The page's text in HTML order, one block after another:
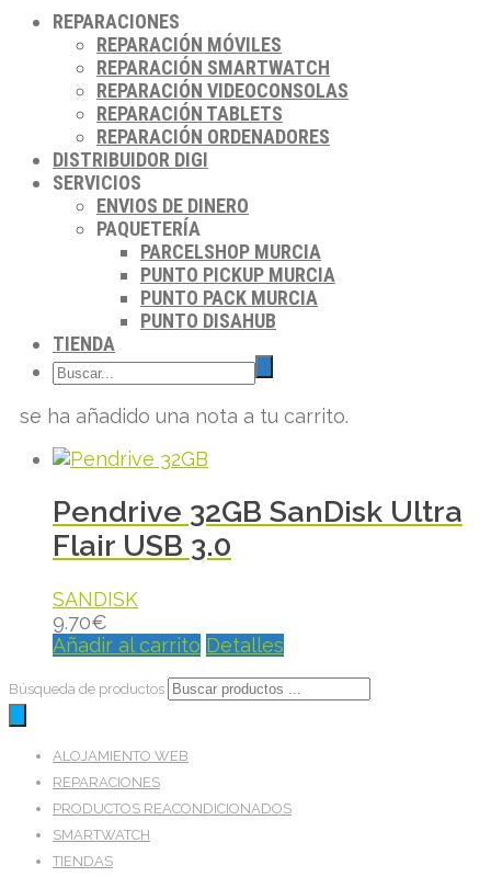
REPARACIONES
REPARACIÓN MÓVILES
REPARACIÓN SMARTWATCH
REPARACIÓN VIDEOCONSOLAS
REPARACIÓN TABLETS
REPARACIÓN ORDENADORES
DISTRIBUIDOR DIGI
SERVICIOS
ENVIOS DE DINERO
PAQUETERÍA
PARCELSHOP MURCIA
PUNTO PICKUP MURCIA
PUNTO PACK MURCIA
PUNTO DISAHUB
TIENDA
se ha añadido una nota a tu carrito.
Pendrive 32GB SanDisk Ultra
Flair USB 3.0
SANDISK
9.70€
Añadir al carrito Detalles
Búsqueda de productos
ALOJAMIENTO WEB
REPARACIONES
PRODUCTOS REACONDICIONADOS
SMARTWATCH
TIENDAS